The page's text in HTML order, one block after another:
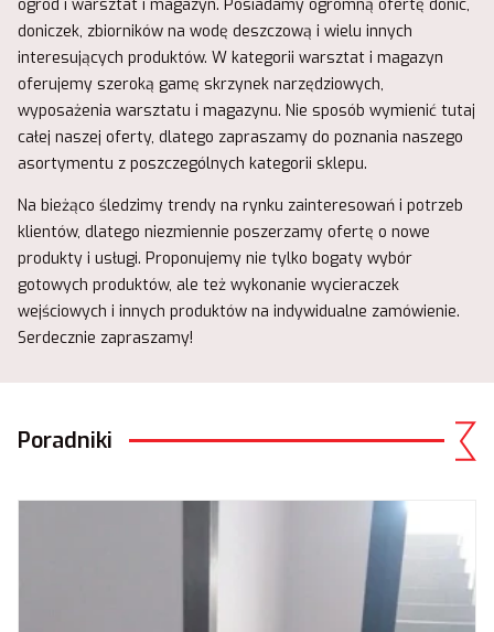
ogród i warsztat i magazyn. Posiadamy ogromną ofertę donic,
doniczek, zbiorników na wodę deszczową i wielu innych
interesujących produktów. W kategorii warsztat i magazyn
oferujemy szeroką gamę skrzynek narzędziowych,
wyposażenia warsztatu i magazynu. Nie sposób wymienić tutaj
całej naszej oferty, dlatego zapraszamy do poznania naszego
asortymentu z poszczególnych kategorii sklepu.
Na bieżąco śledzimy trendy na rynku zainteresowań i potrzeb
klientów, dlatego niezmiennie poszerzamy ofertę o nowe
produkty i usługi. Proponujemy nie tylko bogaty wybór
gotowych produktów, ale też wykonanie wycieraczek
wejściowych i innych produktów na indywidualne zamówienie.
Serdecznie zapraszamy!
Poradniki